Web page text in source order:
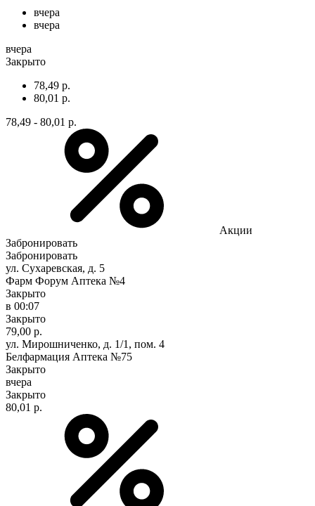
вчера
вчера
вчера
Закрыто
78,49 р.
80,01 р.
78,49 - 80,01 р.
Акции
Забронировать
Забронировать
ул. Сухаревская, д. 5
Фарм Форум Аптека №4
Закрыто
в 00:07
Закрыто
79,00 р.
ул. Мирошниченко, д. 1/1, пом. 4
Белфармация Аптека №75
Закрыто
вчера
Закрыто
80,01 р.